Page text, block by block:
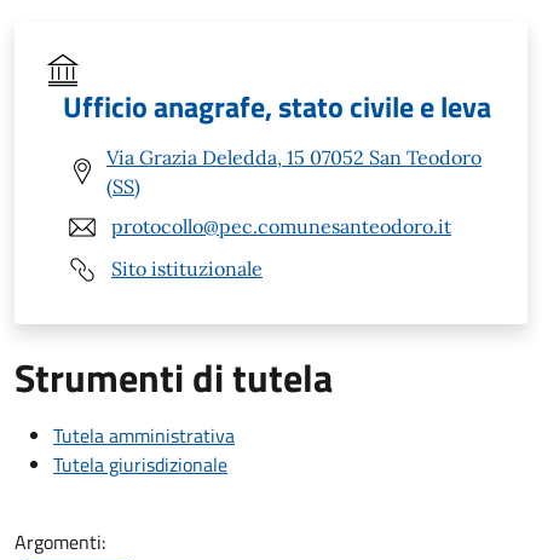
Ufficio anagrafe, stato civile e leva
Via Grazia Deledda, 15 07052 San Teodoro
(SS)
protocollo@pec.comunesanteodoro.it
Sito istituzionale
Strumenti di tutela
Tutela amministrativa
Tutela giurisdizionale
Argomenti: